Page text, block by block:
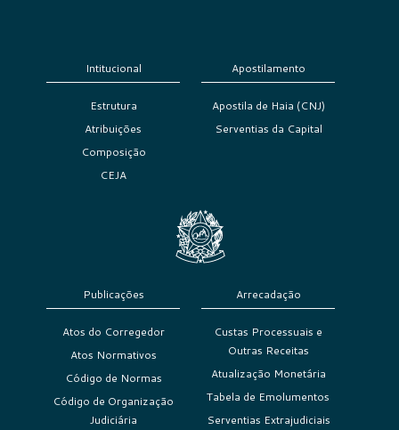
Intitucional
Estrutura
Atribuições
Composição
CEJA
Apostilamento
Apostila de Haia (CNJ)
Serventias da Capital
Publicações
Atos do Corregedor
Atos Normativos
Código de Normas
Código de Organização
Judiciária
Arrecadação
Custas Processuais e
Outras Receitas
Atualização Monetária
Tabela de Emolumentos
Serventias Extrajudiciais